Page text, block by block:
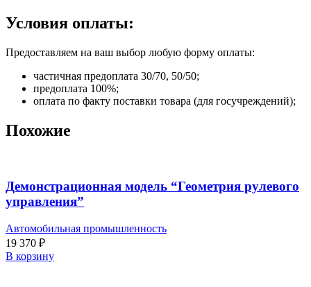
Условия оплаты:
Предоставляем на ваш выбор любую форму оплаты:
частичная предоплата 30/70, 50/50;
предоплата 100%;
оплата по факту поставки товара (для госучреждений);
Похожие
Демонстрационная модель “Геометрия рулевого
управления”
Автомобильная промышленность
19 370 ₽
В корзину